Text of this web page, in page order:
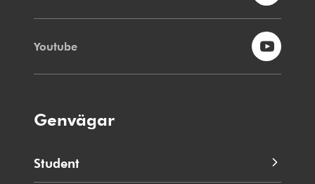
Youtube
Genvägar
Student